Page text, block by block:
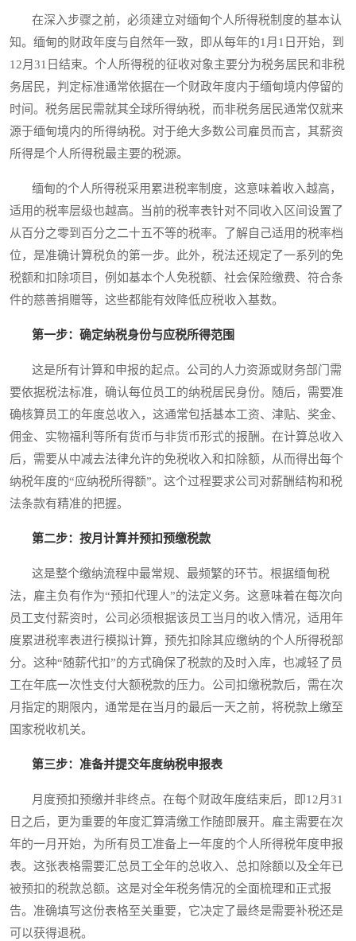
在深入步骤之前，必须建立对缅甸个人所得税制度的基本认
知。缅甸的财政年度与自然年一致，即从每年的1月1日开始，到
12月31日结束。个人所得税的征收对象主要分为税务居民和非税
务居民，判定标准通常依据在一个财政年度内于缅甸境内停留的
时间。税务居民需就其全球所得纳税，而非税务居民通常仅就来
源于缅甸境内的所得纳税。对于绝大多数公司雇员而言，其薪资
所得是个人所得税最主要的税源。
缅甸的个人所得税采用累进税率制度，这意味着收入越高，
适用的税率层级也越高。当前的税率表针对不同收入区间设置了
从百分之零到百分之二十五不等的税率。了解自己适用的税率档
位，是准确计算税负的第一步。此外，税法还规定了一系列的免
税额和扣除项目，例如基本个人免税额、社会保险缴费、符合条
件的慈善捐赠等，这些都能有效降低应税收入基数。
第一步：确定纳税身份与应税所得范围
这是所有计算和申报的起点。公司的人力资源或财务部门需
要依据税法标准，确认每位员工的纳税居民身份。随后，需要准
确核算员工的年度总收入，这通常包括基本工资、津贴、奖金、
佣金、实物福利等所有货币与非货币形式的报酬。在计算总收入
后，需要从中减去法律允许的免税收入和扣除额，从而得出每个
纳税年度的“应纳税所得额”。这个过程要求公司对薪酬结构和税
法条款有精准的把握。
第二步：按月计算并预扣预缴税款
这是整个缴纳流程中最常规、最频繁的环节。根据缅甸税
法，雇主负有作为“预扣代理人”的法定义务。这意味着在每次向
员工支付薪资时，公司必须根据该员工当月的收入情况，适用年
度累进税率表进行模拟计算，预先扣除其应缴纳的个人所得税部
分。这种“随薪代扣”的方式确保了税款的及时入库，也减轻了员
工在年底一次性支付大额税款的压力。公司扣缴税款后，需在次
月指定的期限内，通常是在当月的最后一天之前，将税款上缴至
国家税收机关。
第三步：准备并提交年度纳税申报表
月度预扣预缴并非终点。在每个财政年度结束后，即12月31
日之后，更为重要的年度汇算清缴工作随即展开。雇主需要在次
年的一月开始，为所有员工准备上一年度的个人所得税年度申报
表。这张表格需要汇总员工全年的总收入、总扣除额以及全年已
被预扣的税款总额。这是对全年税务情况的全面梳理和正式报
告。准确填写这份表格至关重要，它决定了最终是需要补税还是
可以获得退税。